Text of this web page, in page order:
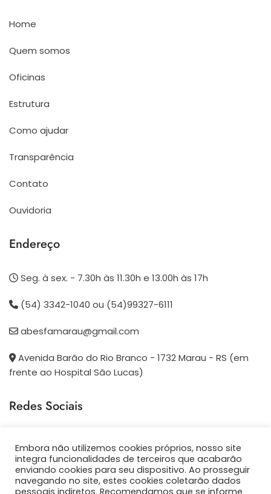
Home
Quem somos
Oficinas
Estrutura
Como ajudar
Transparência
Contato
Ouvidoria
Endereço
Seg. à sex. - 7.30h às 11.30h e 13.00h às 17h
(54) 3342-1040 ou (54)99327-6111
abesfamarau@gmail.com
Avenida Barão do Rio Branco - 1732 Marau - RS (em
frente ao Hospital São Lucas)
Redes Sociais
Siga-nos em nossas redes sociais
FACEBOOK
Embora não utilizemos cookies próprios, nosso site
integra funcionalidades de terceiros que acabarão
enviando cookies para seu dispositivo. Ao prosseguir
navegando no site, estes cookies coletarão dados
pessoais indiretos. Recomendamos que se informe